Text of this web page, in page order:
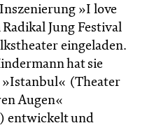
»I love
Jung Festival
eingeladen.
hat sie
»Istanbul« (Theater
Augen«
entwickelt und